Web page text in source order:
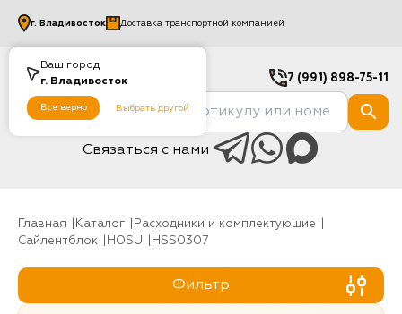
Ваш город
г. Владивосток
Все верно Выбрать другой
г. Владивосток Доставка транспортной компанией
7 (991) 898-75-11
Связаться с нами
Главная Каталог
Расходники и комплектующие
Сайлентблок
HOSU HSS0307
Фильтр